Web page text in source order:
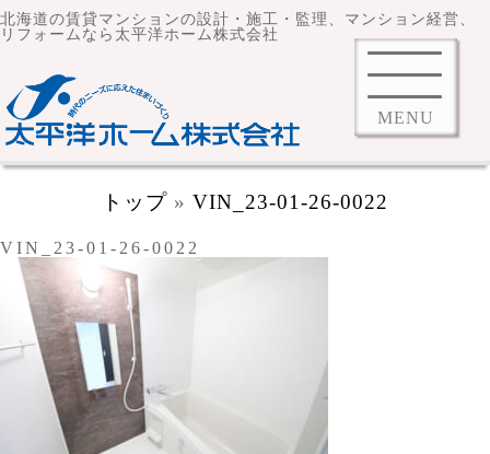
北海道の賃貸マンションの設計・施工・監理、マンション経営、
リフォームなら太平洋ホーム株式会社
MENU
トップ» VIN_23-01-26-0022
VIN_23-01-26-0022